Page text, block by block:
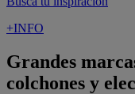
+INFO
Grandes
colchones y